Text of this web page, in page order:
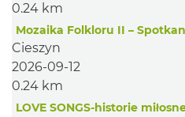
0.24 km
Mozaika Folkloru II –
Cieszyn
2026-09-12
0.24 km
LOVE SONGS-historie